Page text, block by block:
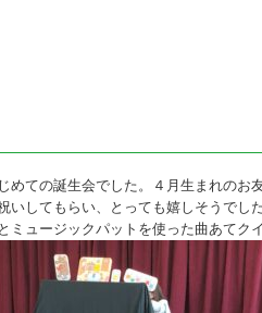
ての誕生会でした。４月生まれのお
してもらい、とっても嬉しそうでし
ュージックパットを使った曲あてク